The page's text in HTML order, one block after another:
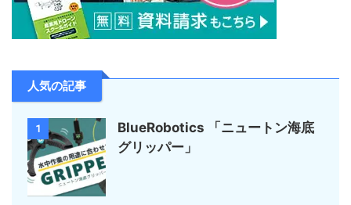
人気の記事
1
BlueRobotics 「ニュートン海底
グリッパー」